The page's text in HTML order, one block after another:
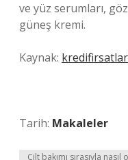
ve yüz serumları,
güneş kremi.
Kaynak:
Tarih: Makaleler
Cilt bakımı sırasıyla nasıl